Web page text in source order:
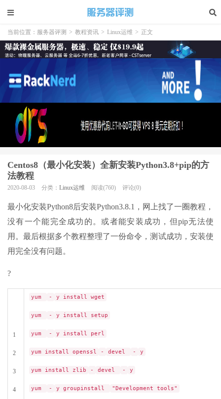
当前位置： 服务器评测 > 教程资讯 > Linux运维 > 正文
Centos8（最小化安装）全新安装Python3.8+pip的方
法教程
2020-08-03 分类： Linux运维 阅读(760) 评论(0)
最小化安装Python8后安装Python3.8.1，网上找了一圈教程，
没有一个能完全成功的。或者能安装成功，但pip无法使
用。最后根据多个教程整理了一份命令，测试成功，安装使
用完全没有问题。
?
1
2
3
4
yum - y install wget
yum - y install setup
yum - y install perl
yum install openssl - devel - y
yum install zlib - devel - y
yum - y groupinstall "Development tools"